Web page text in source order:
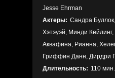
Jesse Ehrman
Актеры: Сандра
Хэтэуэй, Минди
Аквафина, Рианна,
Гриффин Данн, Дирдри
Длительность: 110